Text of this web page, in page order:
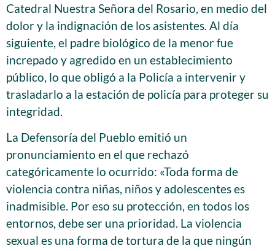
Catedral Nuestra Señora del Rosario, en medio del
dolor y la indignación de los asistentes. Al día
siguiente, el padre biológico de la menor fue
increpado y agredido en un establecimiento
público, lo que obligó a la Policía a intervenir y
trasladarlo a la estación de policía para proteger su
integridad.
La Defensoría del Pueblo emitió un
pronunciamiento en el que rechazó
categóricamente lo ocurrido: «Toda forma de
violencia contra niñas, niños y adolescentes es
inadmisible. Por eso su protección, en todos los
entornos, debe ser una prioridad. La violencia
sexual es una forma de tortura de la que ningún